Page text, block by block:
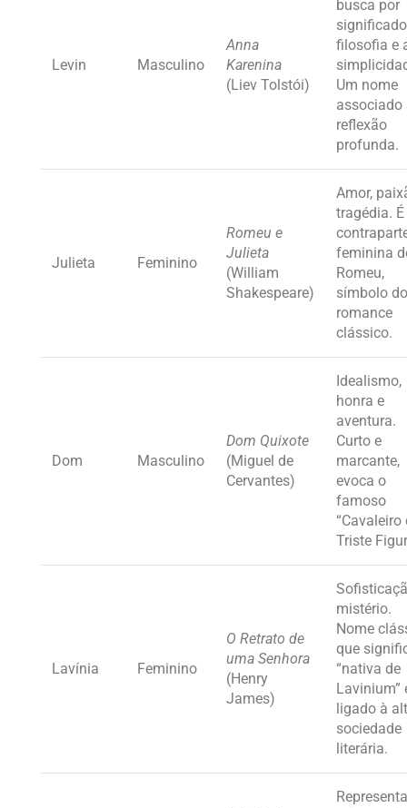
Levin Masculino
Anna
Karenina
(Liev Tolstói)
busca por
filosofia e
Um nome
associado
reflexão
profunda.
Julieta Feminino
Romeu e
Julieta
(William
Shakespeare)
Amor,
tragédia.
feminina
Romeu,
símbolo do
romance
clássico.
Dom Masculino
Dom Quixote
(Miguel de
Cervantes)
Idealismo,
honra e
aventura.
Curto e
marcante,
evoca o
famoso
“Cavaleiro
Triste
Lavínia Feminino
O Retrato de
uma Senhora
(Henry
James)
mistério.
Nome
que
“nativa de
Lavinium”
ligado à
sociedade
literária.